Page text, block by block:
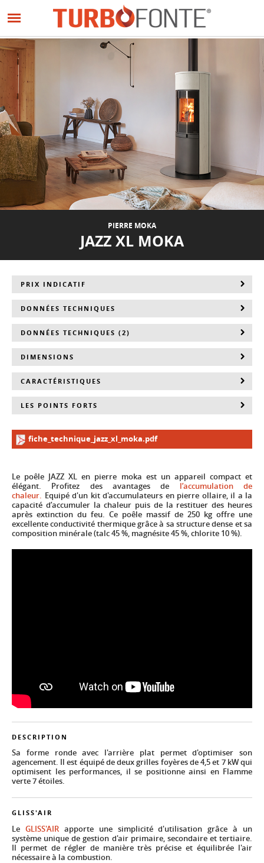
au
principal
PRÉCÉDENT
PIERRE MOKA
JAZZ XL MOKA
Le poêle JAZZ XL en pierre moka est un appareil compact et
élégant. Profitez des avantages de l’accumulation de
chaleur. Equipé d'un kit d'accumulateurs en pierre ollaire, il a la
capacité d’accumuler la chaleur puis de la restituer des heures
après extinction du feu. Ce poêle massif de 250 kg offre une
excellente conductivité thermique grâce à sa structure dense et sa
composition minérale (talc 45 %, magnésite 45 %, chlorite 10 %).
DESCRIPTION
Sa forme ronde avec l'arrière plat permet d'optimiser son
agencement. Il est équipé de deux grilles foyères de 4,5 et 7 kW qui
optimisent les performances, il se positionne ainsi en Flamme
verte 7 étoiles.
GLISS'AIR
Le GLISS'AIRapporte une simplicité d'utilisation grâce à un
système unique de gestion d'air primaire, secondaire et tertiaire.
Il permet de régler de manière très précise et équilibrée l'air
nécessaire à la combustion.
PRIX INDICATIF
DONNÉES TECHNIQUES
DONNÉES TECHNIQUES (2)
DIMENSIONS
CARACTÉRISTIQUES
LES POINTS FORTS
fiche_technique_jazz_xl_moka.pdf
Panneau de gestion des cookies